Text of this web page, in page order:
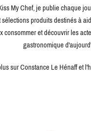
My Chef, je publie chaque
produits destinés à
consommer et découvrir les
gastronomique
sur Constance Le Hénaff et